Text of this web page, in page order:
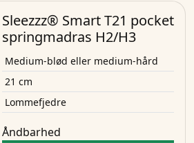
Sleezzz® Smart T21 pocket
springmadras H2/H3
Medium-blød eller medium-hård
21 cm
Lommefjedre
Åndbarhed